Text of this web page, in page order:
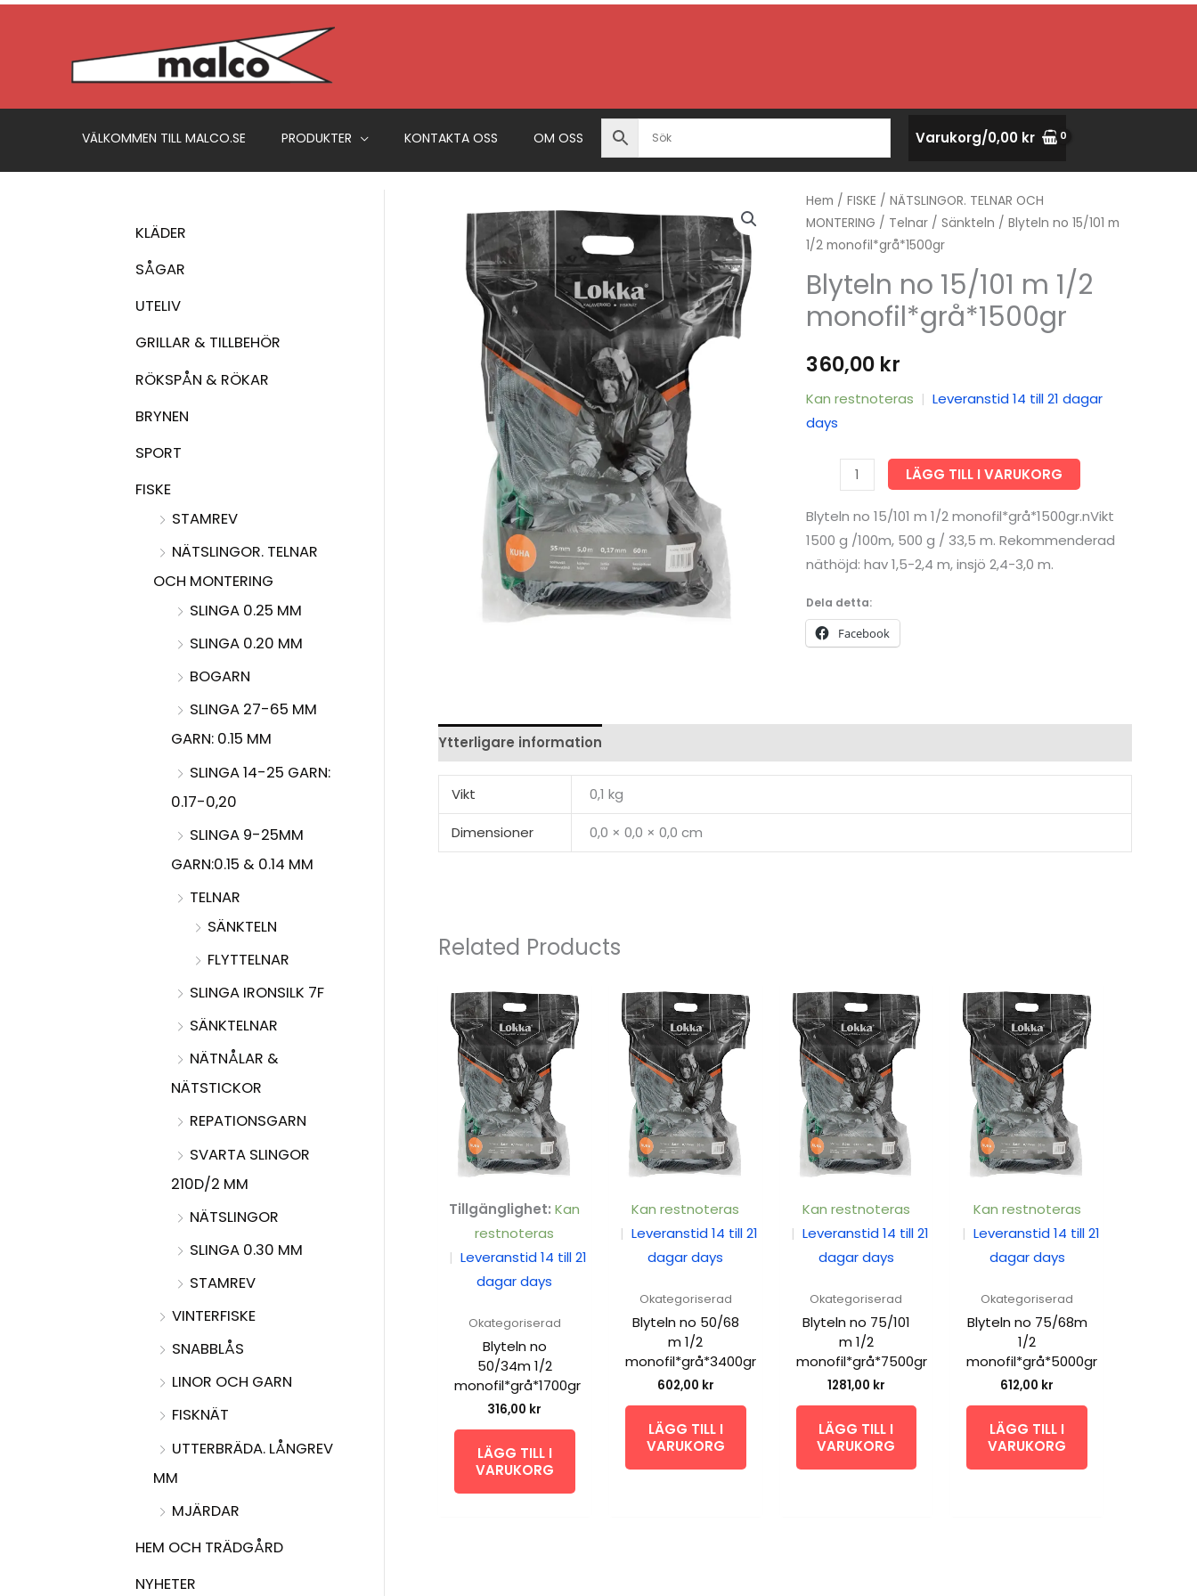
VÄLKOMMEN TILL MALCO.SE PRODUKTER KONTAKTA OSS OM OSS Varukorg/0,00 kr
KLÄDER
SÅGAR
UTELIV
GRILLAR & TILLBEHÖR
RÖKSPÅN & RÖKAR
BRYNEN
SPORT
FISKE
STAMREV
NÄTSLINGOR. TELNAR
OCH MONTERING
SLINGA 0.25 MM
SLINGA 0.20 MM
BOGARN
SLINGA 27-65 MM
GARN: 0.15 MM
SLINGA 14-25 GARN:
0.17-0,20
SLINGA 9-25MM
GARN:0.15 & 0.14 MM
TELNAR
SÄNKTELN
FLYTTELNAR
SLINGA IRONSILK 7F
SÄNKTELNAR
NÄTNÅLAR &
NÄTSTICKOR
REPATIONSGARN
SVARTA SLINGOR
210D/2 MM
NÄTSLINGOR
SLINGA 0.30 MM
STAMREV
VINTERFISKE
SNABBLÅS
LINOR OCH GARN
FISKNÄT
UTTERBRÄDA. LÅNGREV
MM
MJÄRDAR
HEM OCH TRÄDGÅRD
NYHETER
Hem / FISKE / NÄTSLINGOR. TELNAR OCH
MONTERING / Telnar/ Sänkteln / Blyteln no 15/101 m
1/2 monofil*grå*1500gr
Blyteln no 15/101 m 1/2
monofil*grå*1500gr
360,00 kr
Kan restnoteras | Leveranstid 14 till 21 dagar
days
15/101
m
1/2
LÄGG TILL I VARUKORG
Blyteln no 15/101 m 1/2 monofil*grå*1500gr.nVikt
1500 g /100m, 500 g / 33,5 m. Rekommenderad
näthöjd: hav 1,5-2,4 m, insjö 2,4-3,0 m.
Dela detta:
Facebook
Ytterligare information
Vikt 0,1 kg
Dimensioner 0,0 × 0,0 × 0,0 cm
Related Products
Tillgänglighet: Kan
restnoteras
| Leveranstid 14 till 21
dagar days
Okategoriserad
Blyteln no
50/34m 1/2
monofil*grå*1700gr
316,00 kr
LÄGG TILL I
VARUKORG
Kan restnoteras
| Leveranstid 14 till 21
dagar days
Okategoriserad
Blyteln no 50/68
m 1/2
monofil*grå*3400gr
602,00 kr
LÄGG TILL I
VARUKORG
Kan restnoteras
| Leveranstid 14 till 21
dagar days
Okategoriserad
Blyteln no 75/101
m 1/2
monofil*grå*7500gr
1281,00 kr
LÄGG TILL I
VARUKORG
Kan restnoteras
| Leveranstid 14 till 21
dagar days
Okategoriserad
Blyteln no 75/68m
1/2
monofil*grå*5000gr
612,00 kr
LÄGG TILL I
VARUKORG